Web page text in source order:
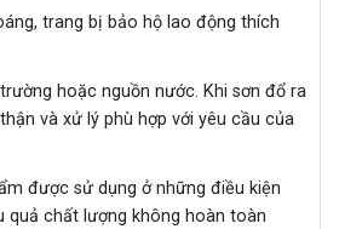
trang bị bảo hộ lao động thích
hoặc nguồn nước. Khi sơn đổ ra
và xử lý phù hợp với yêu cầu của
được sử dụng ở những điều kiện
quả chất lượng không hoàn toàn